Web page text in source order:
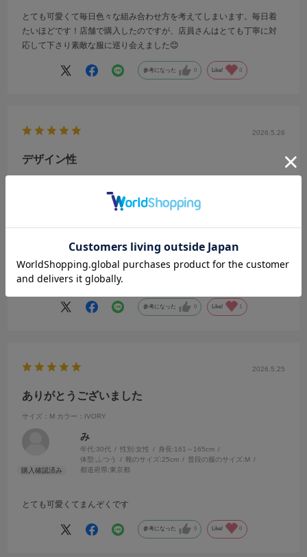
とても可愛くて毎日色々な組み合わせ方を考えてしまいます。毎日着
たいほどです！店舗で購入したのですが、店員さんはとても丁寧に対
応して下さり素敵な服に巡り会えました😊
参考になった 0 Like! 0
2026.5.26
デザイン性
no name
トレンドのドットにチョーカー付きのチュニックは、形もデザインも
全部がとても可愛かったです！
参考になった 0 Like! 1
2026.5.25
ありがとうございました
サイズ：M カラー：IVORY
み
年代:30代 性別:女性 身長:161～165cm
体型: ふつう 靴のサイズ:25cm 普段の服のサイズ:M
都道府県:東京都
とても可愛くてまんぞくです
参考になった 0 Like! 0